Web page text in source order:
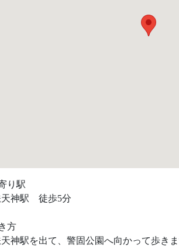
り駅
神駅　徒歩5分
方
神駅を出て、警固公園へ向かって歩き